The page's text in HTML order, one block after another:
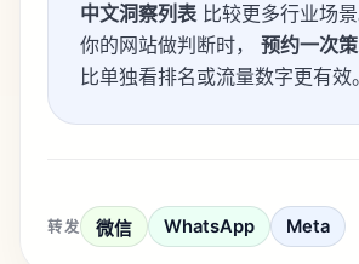
中文洞察列表 比较更多行业场
你的网站做判断时， 预约一次
比单独看排名或流量数字更有效。
转发 微信 WhatsApp Meta